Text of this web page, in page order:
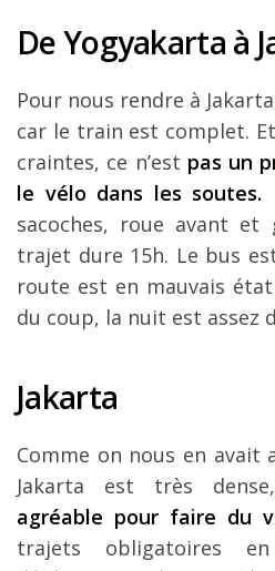
De Yogyakarta à
Pour nous rendre à
car le train est complet.
craintes, ce n’est pas un
le vélo dans les soutes.
sacoches, roue avant et
trajet dure 15h. Le bus
route est en mauvais
du coup, la nuit est assez
Jakarta
Comme on nous en avait
Jakarta est très
agréable pour faire du
trajets obligatoires